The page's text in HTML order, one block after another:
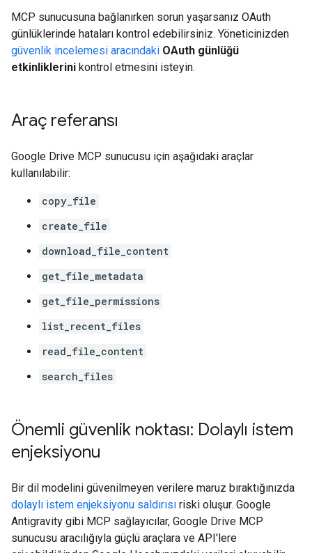
MCP sunucusuna bağlanırken sorun yaşarsanız OAuth
günlüklerinde hataları kontrol edebilirsiniz. Yöneticinizden
güvenlik incelemesi aracındaki OAuth günlüğü
etkinliklerini kontrol etmesini isteyin.
Araç referansı
Google Drive MCP sunucusu için aşağıdaki araçlar
kullanılabilir:
copy_file
create_file
download_file_content
get_file_metadata
get_file_permissions
list_recent_files
read_file_content
search_files
Önemli güvenlik noktası: Dolaylı istem
enjeksiyonu
Bir dil modelini güvenilmeyen verilere maruz bıraktığınızda
dolaylı istem enjeksiyonu saldırısı riski oluşur. Google
Antigravity gibi MCP sağlayıcılar, Google Drive MCP
sunucusu aracılığıyla güçlü araçlara ve API'lere